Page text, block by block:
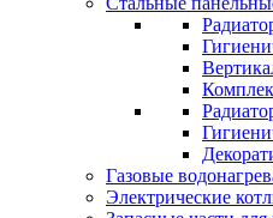
Газовые
Электрические